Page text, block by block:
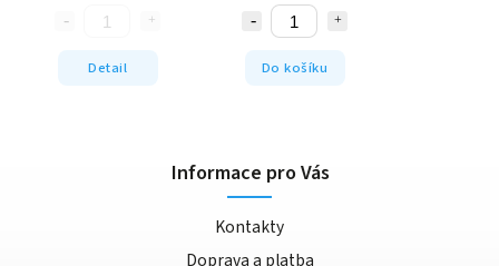
Detail Do košíku
Informace pro Vás
Kontakty
Doprava a platba